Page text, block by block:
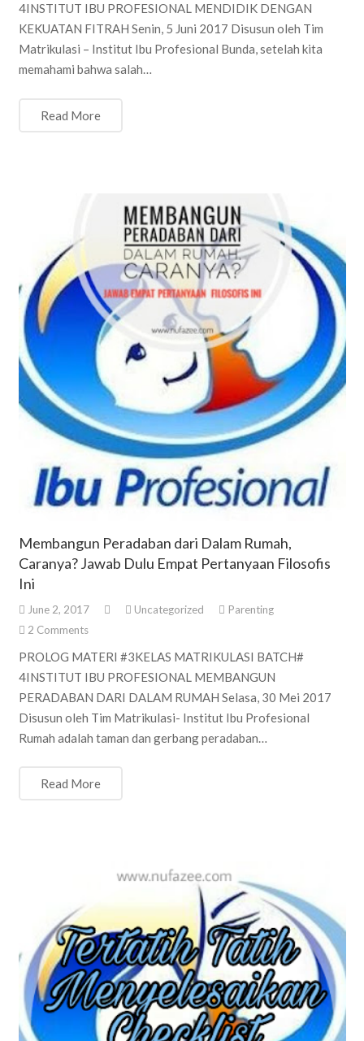
4INSTITUT IBU PROFESIONAL MENDIDIK DENGAN
KEKUATAN FITRAH Senin, 5 Juni 2017 Disusun oleh Tim
Matrikulasi – Institut Ibu Profesional Bunda, setelah kita
memahami bahwa salah…
Read More
Membangun Peradaban dari Dalam Rumah,
Caranya? Jawab Dulu Empat Pertanyaan Filosofis
Ini
June 2, 2017 Uncategorized
Parenting
2 Comments
PROLOG MATERI #3KELAS MATRIKULASI BATCH#
4INSTITUT IBU PROFESIONAL MEMBANGUN
PERADABAN DARI DALAM RUMAH Selasa, 30 Mei 2017
Disusun oleh Tim Matrikulasi- Institut Ibu Profesional
Rumah adalah taman dan gerbang peradaban…
Read More